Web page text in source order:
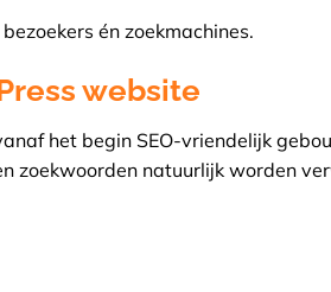
én zoekmachines.
website
het begin SEO-vriendelijk
zoekwoorden natuurlijk worden